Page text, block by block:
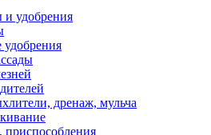
и удобрения
удобрения
дренаж, мульча